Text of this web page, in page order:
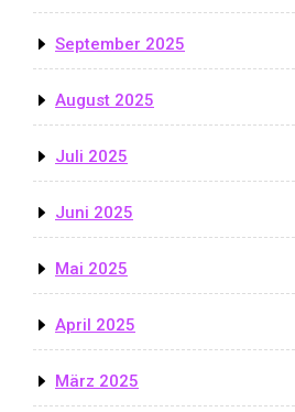
September 2025
August 2025
Juli 2025
Juni 2025
Mai 2025
April 2025
März 2025